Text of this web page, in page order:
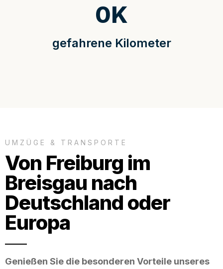
gefahrene Kilometer
0K
UMZÜGE & TRANSPORTE
Von Freiburg im
Breisgau nach
Deutschland oder
Europa
Genießen Sie die besonderen Vorteile unseres